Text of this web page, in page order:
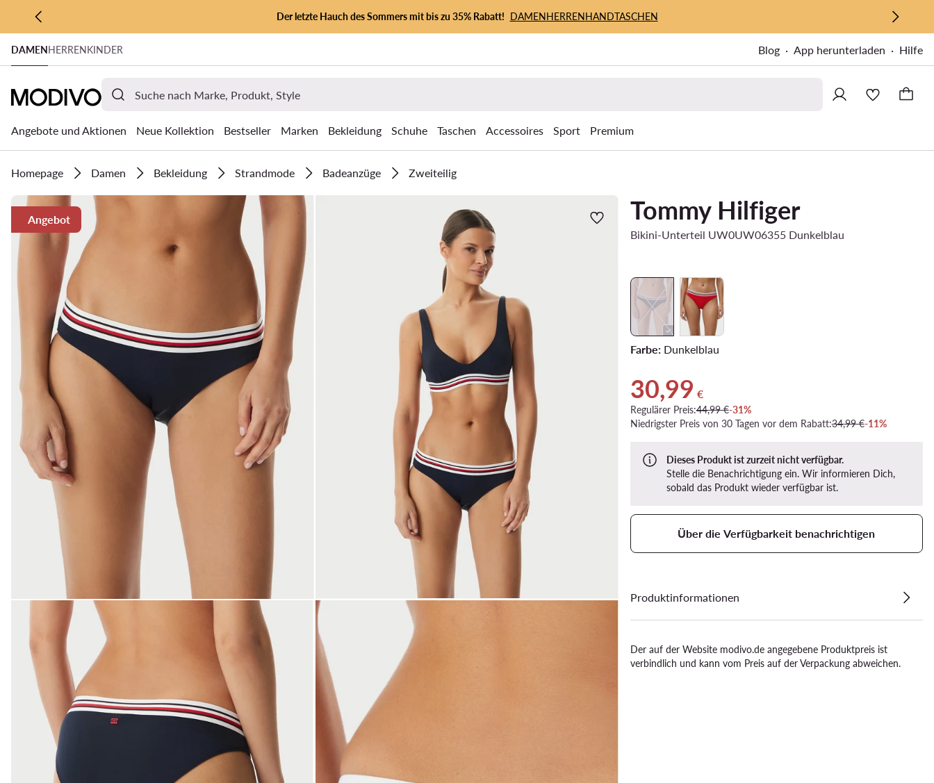
ZUM HAUPTINHALT SPRINGEN
ZUR SUCHE
Der letzte Hauch des Sommers mit bis zu 35% Rabatt! DAMENHERRENHANDTASCHEN
DAMENHERRENKINDER Blog App herunterladen Hilfe
Angebote und Aktionen Neue Kollektion Bestseller Marken Bekleidung Schuhe Taschen Accessoires Sport Premium
Homepage Damen Bekleidung Strandmode Badeanzüge Zweiteilig
Angebot Tommy Hilfiger
Bikini-Unterteil UW0UW06355 Dunkelblau
Farbe:Dunkelblau
Aktueller Preis 30,99 €
30,99 €
Regulärer Preis:44,99 €-31%
Niedrigster Preis von 30 Tagen vor dem Rabatt:34,99 €-11%
Dieses Produkt ist zurzeit nicht verfügbar.
Stelle die Benachrichtigung ein. Wir informieren Dich,
sobald das Produkt wieder verfügbar ist.
Über die Verfügbarkeit benachrichtigen
Produktinformationen
Der auf der Website modivo.de angegebene Produktpreis ist
verbindlich und kann vom Preis auf der Verpackung abweichen.